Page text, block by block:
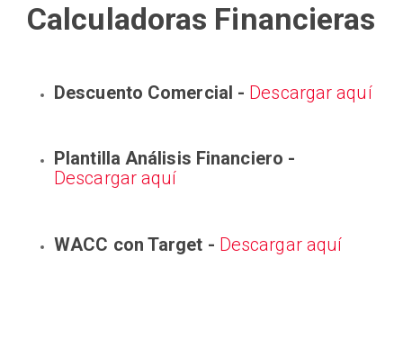
Calculadoras Financieras
Descuento Comercial - Descargar aquí
Plantilla Análisis Financiero -
Descargar aquí
WACC con Target - Descargar aquí